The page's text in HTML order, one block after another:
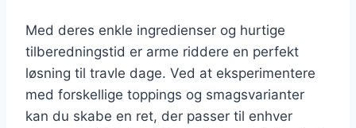
Med deres enkle ingredienser og hurtige
tilberedningstid er arme riddere en perfekt
løsning til travle dage. Ved at eksperimentere
med forskellige toppings og smagsvarianter
kan du skabe en ret, der passer til enhver